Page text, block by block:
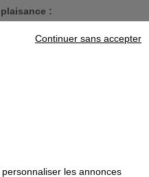
:
en plastique, mettre à l'eau
et électronique, toutes ces
entretenir toutes les parties
port de plaisance, réussir
moteur, réparation des
en marine de plaisance
les annonces
Continuer sans accepter